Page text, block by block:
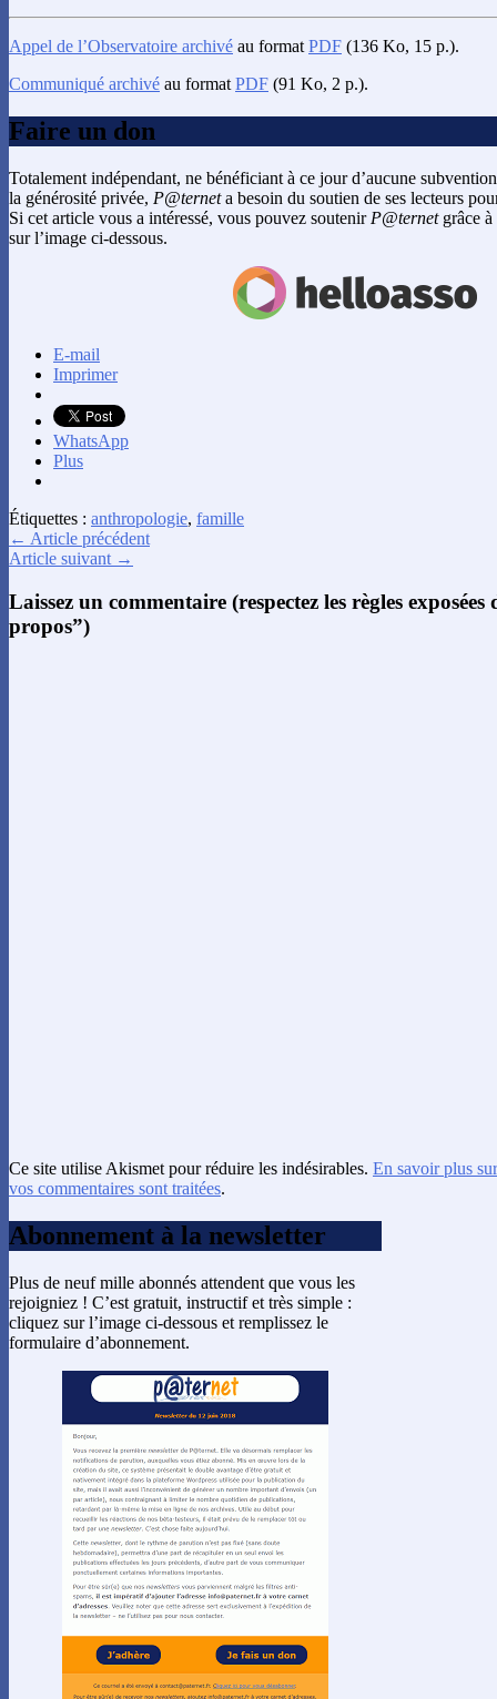
Appel de l’Observatoire archivé au formatPDF (136 Ko, 15 p.).
Communiqué archivé au formatPDF (91 Ko, 2 p.).
Faire un don
Totalement indépendant, ne bénéficiant à ce jour d’aucune
la générosité privée, P@terneta besoin du soutien de ses lecteurs
Si cet article vous a intéressé, vous pouvez soutenir P@ternetgrâce à
sur l’image ci-dessous.
E-mail
Imprimer
WhatsApp
Plus
Étiquettes : anthropologie, famille
← Article précédent
Article suivant →
Laissez un commentaire (respectez les règles
propos”)
Ce site utilise Akismet pour réduire les indésirables. En savoir plus
vos commentaires sont traitées.
Abonnement à la newsletter
Plus de neuf mille abonnés attendent que vous les
rejoigniez ! C’est gratuit, instructif et très simple :
cliquez sur l’image ci-dessous et remplissez le
formulaire d’abonnement.